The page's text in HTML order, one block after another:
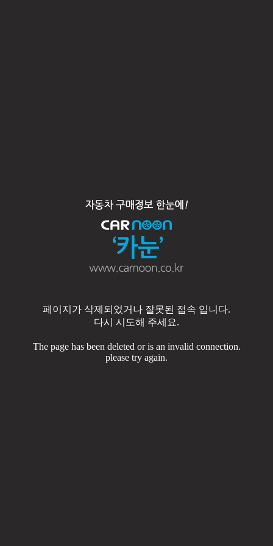
페이지가 삭제되었거나 잘못된 접속 입니다.
다시 시도해 주세요.
The page has been deleted or is an invalid connection.
please try again.